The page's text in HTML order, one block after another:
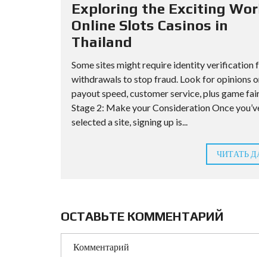
Exploring the Exciting
Online Slots Casinos in
Thailand
Some sites might require identity verification
withdrawals to stop fraud. Look for opinions
payout speed, customer service, plus game
Stage 2: Make your Consideration Once
selected a site, signing up is...
ЧИТАТЬ
ОСТАВЬТЕ КОММЕНТАРИЙ